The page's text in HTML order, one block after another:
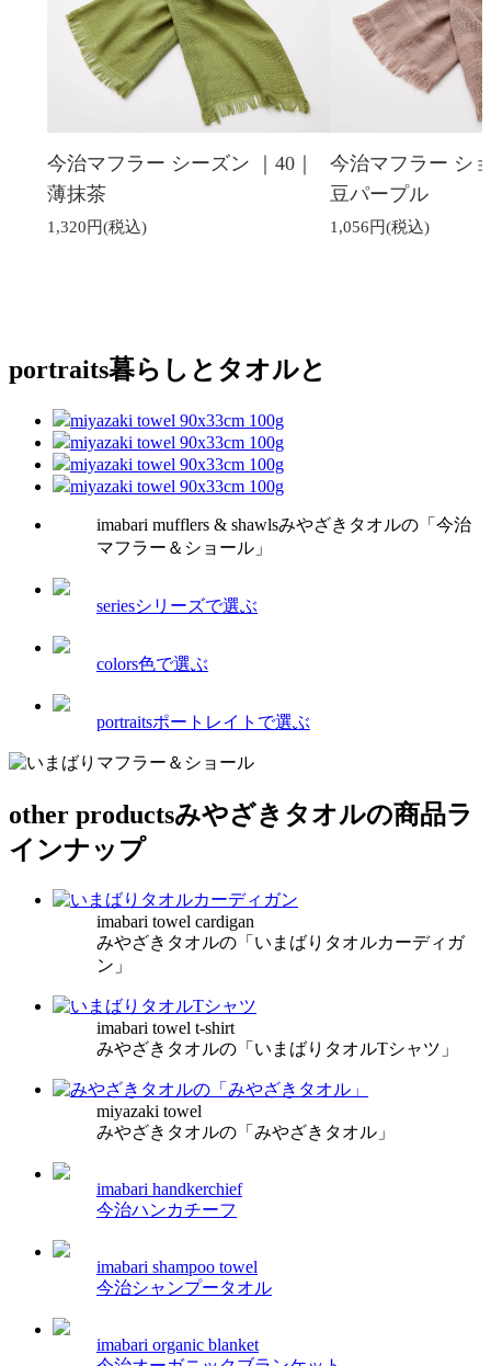
今治マフラー シーズン ｜40｜
薄抹茶
1,320円(税込)
今治マフラー シ
豆パープル
1,056円(税込)
portraits暮らしとタオルと
miyazaki towel 90x33cm 100g
miyazaki towel 90x33cm 100g
miyazaki towel 90x33cm 100g
miyazaki towel 90x33cm 100g
imabari mufflers & shawlsみやざきタオルの「今治
マフラー＆ショール」
seriesシリーズで選ぶ
colors色で選ぶ
portraitsポートレイトで選ぶ
other productsみやざきタオルの商品ラ
インナップ
imabari towel cardigan
みやざきタオルの「いまばりタオルカーディガ
ン」
imabari towel t-shirt
みやざきタオルの「いまばりタオルTシャツ」
miyazaki towel
みやざきタオルの「みやざきタオル」
imabari handkerchief
今治ハンカチーフ
imabari shampoo towel
今治シャンプータオル
imabari organic blanket